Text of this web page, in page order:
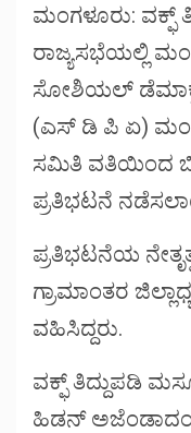
ಮಂಗಳೂರು: ವಕ್ಫ್
ರಾಜ್ಯಸಭೆಯಲ್ಲಿ
ಸೋಶಿಯಲ್
(ಎಸ್ ಡಿ ಪಿ ಏ)
ಸಮಿತಿ ವತಿಯಿಂದ
ಪ್ರತಿಭಟನೆ
ಪ್ರತಿಭಟನೆಯ
ಗ್ರಾಮಾಂತರ
ವಹಿಸಿದ್ದರು.
ವಕ್ಫ್ ತಿದ್ದುಪಡಿ
ಹಿಡನ್